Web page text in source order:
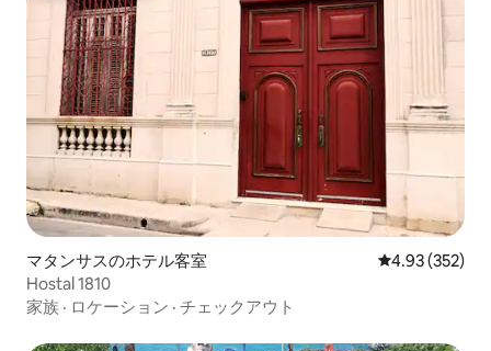
マタンサスのホテル客室 レビュー352
4.93 (352)
Hostal 1810
家族 · ロケーション · チェックアウト